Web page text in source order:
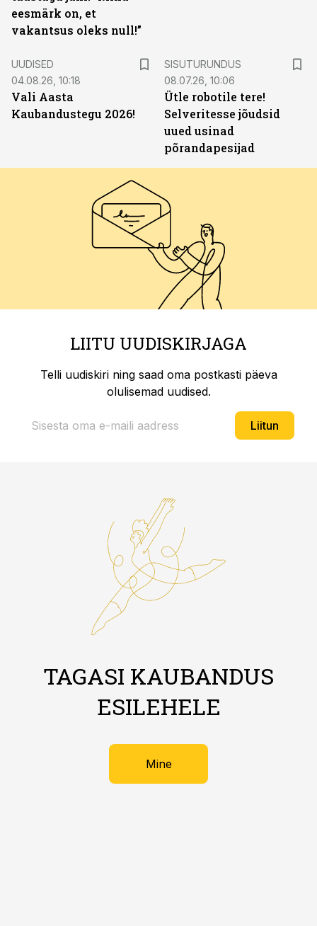
eesmärk on, et
vakantsus oleks null!”
UUDISED
04.08.26, 10:18
Vali Aasta
Kaubandustegu 2026!
SISUTURUNDUS
08.07.26, 10:06
Ütle robotile tere!
Selveritesse jõudsid
uued usinad
põrandapesijad
LIITU UUDISKIRJAGA
Telli uudiskiri ning saad oma postkasti päeva
olulisemad uudised.
Liitun
TAGASI KAUBANDUS
ESILEHELE
Mine